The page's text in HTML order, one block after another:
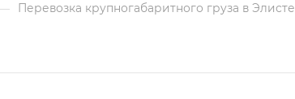
Перевозка крупногабаритного груза в Элисте